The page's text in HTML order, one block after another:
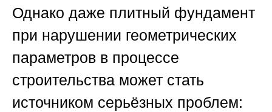
Однако даже плитный фундамент
при нарушении геометрических
параметров в процессе
строительства может стать
источником серьёзных проблем: